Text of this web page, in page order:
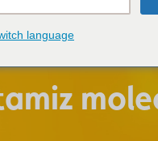
language